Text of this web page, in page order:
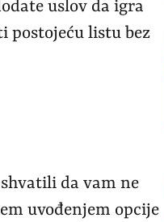
uslov da igra
listu bez
da vam ne
uvođenjem opcije